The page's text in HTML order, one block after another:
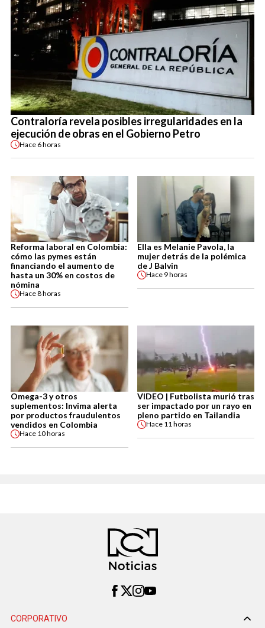
Contraloría revela posibles irregularidades en la
ejecución de obras en el Gobierno Petro
Hace 6 horas
Reforma laboral en Colombia:
cómo las pymes están
financiando el aumento de
hasta un 30% en costos de
nómina
Hace8 horas
Ella es Melanie Pavola, la
mujer detrás de la polémica
de J Balvin
Hace 9 horas
Omega-3 y otros
suplementos: Invima alerta
por productos fraudulentos
vendidos en Colombia
Hace 10 horas
VIDEO | Futbolista murió tras
ser impactado por un rayo en
pleno partido en Tailandia
Hace 11 horas
CORPORATIVO